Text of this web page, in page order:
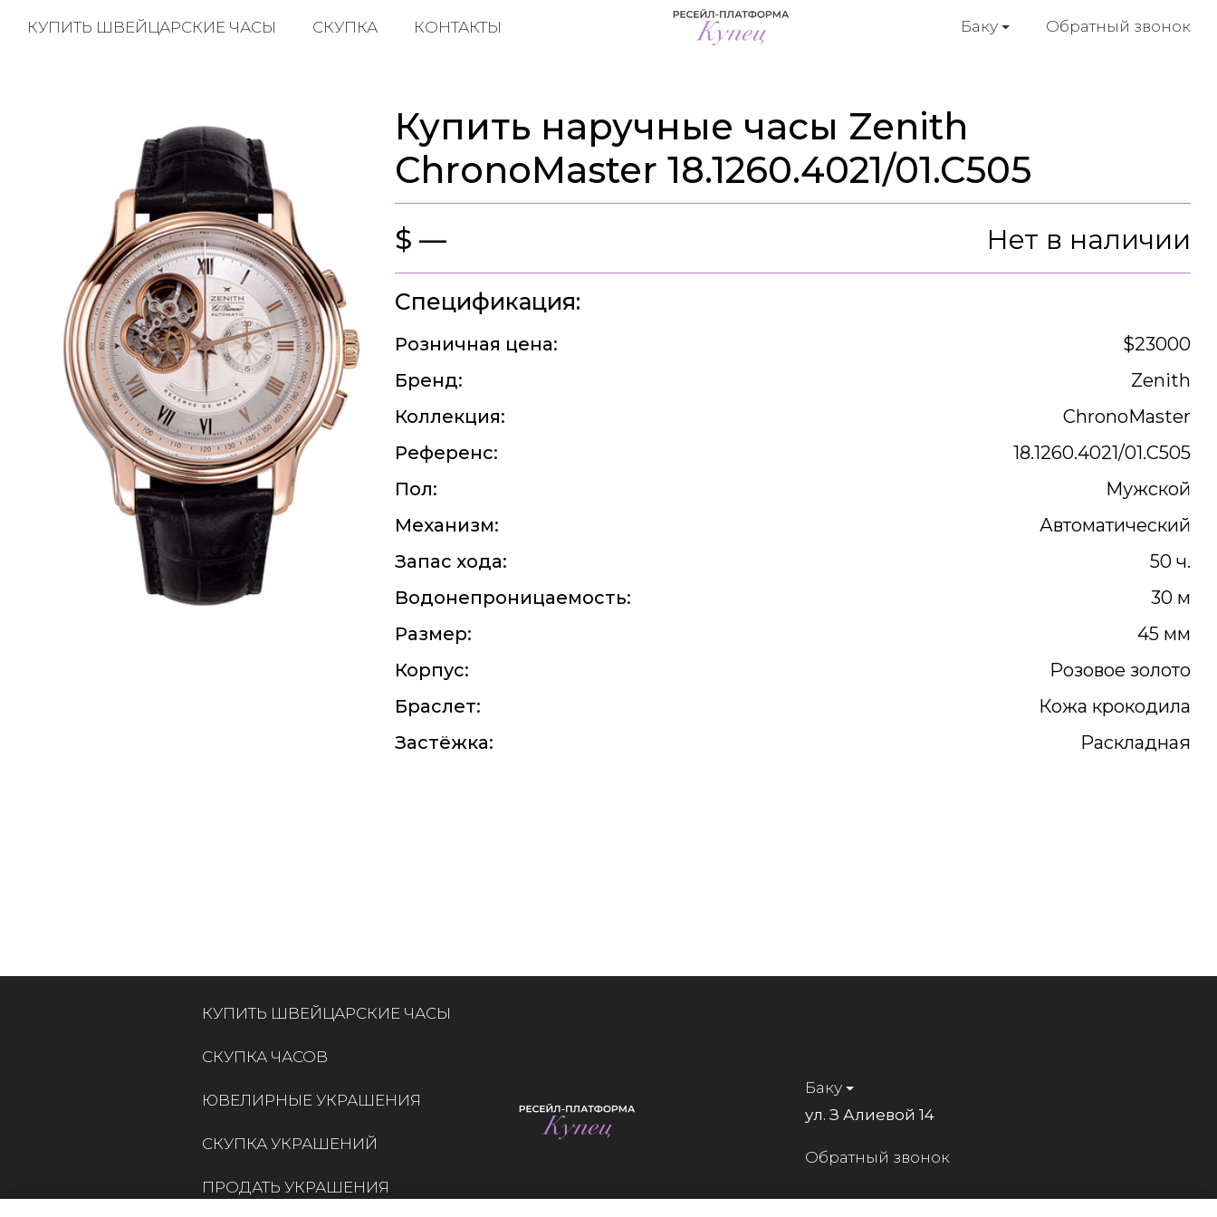
Баку Обратный звонок
КУПИТЬ ШВЕЙЦАРСКИЕ ЧАСЫ СКУПКА КОНТАКТЫ
Купить наручные часы Zenith
ChronoMaster 18.1260.4021/01.C505
$ — Нет в наличии
Спецификация:
Розничная цена:
$23000
Бренд:
Zenith
Коллекция:
ChronoMaster
Референс:
18.1260.4021/01.C505
Пол:
Мужской
Механизм:
Автоматический
Запас хода:
50 ч.
Водонепроницаемость:
30 м
Размер:
45 мм
Корпус:
Розовое золото
Браслет:
Кожа крокодила
Застёжка:
Раскладная
КУПИТЬ ШВЕЙЦАРСКИЕ ЧАСЫ
СКУПКА ЧАСОВ
ЮВЕЛИРНЫЕ УКРАШЕНИЯ
СКУПКА УКРАШЕНИЙ
ПРОДАТЬ УКРАШЕНИЯ
Баку
ул. З Алиевой 14
Обратный звонок